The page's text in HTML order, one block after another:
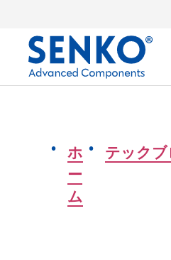
ホ
ー
ム
テック